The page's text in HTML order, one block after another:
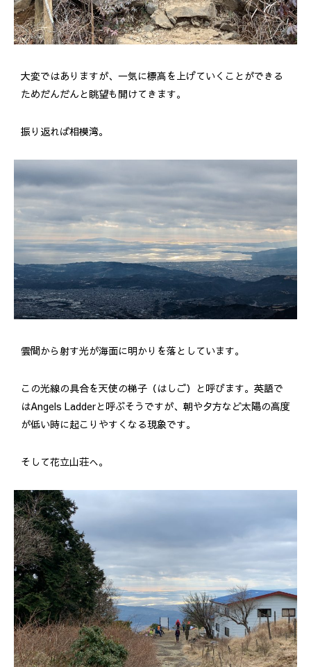
大変ではありますが、一気に標高を上げていくことができる
ためだんだんと眺望も開けてきます。
振り返れば相模湾。
雲間から射す光が海面に明かりを落としています。
この光線の具合を天使の梯子（はしご）と呼びます。英語で
はAngels Ladderと呼ぶそうですが、朝や夕方など太陽の高度
が低い時に起こりやすくなる現象です。
そして花立山荘へ。